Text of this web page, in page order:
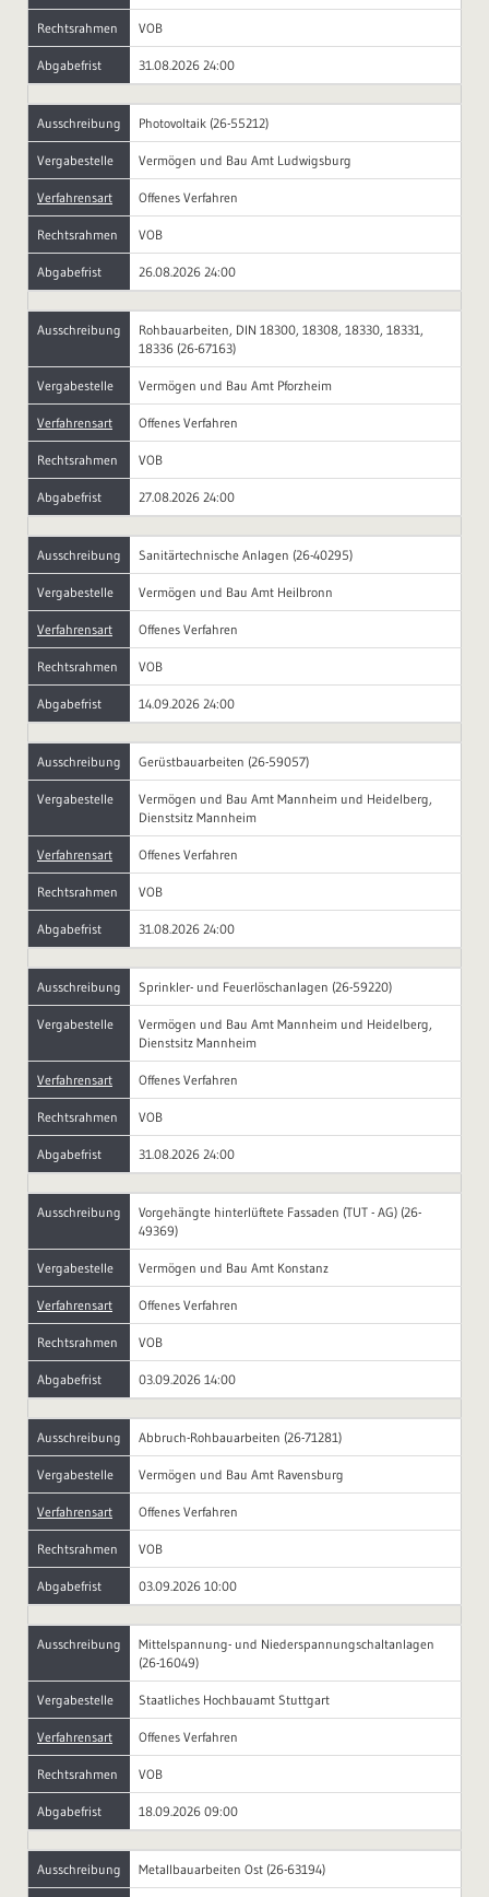
Rechtsrahmen VOB
Abgabefrist 31.08.2026 24:00
Ausschreibung Photovoltaik (26-55212)
Vergabestelle Vermögen und Bau Amt Ludwigsburg
Verfahrensart Offenes Verfahren
Rechtsrahmen VOB
Abgabefrist 26.08.2026 24:00
Ausschreibung
Rohbauarbeiten, DIN 18300, 18308, 18330, 18331,
18336 (26-67163)
Vergabestelle Vermögen und Bau Amt Pforzheim
Verfahrensart Offenes Verfahren
Rechtsrahmen VOB
Abgabefrist 27.08.2026 24:00
Ausschreibung Sanitärtechnische Anlagen (26-40295)
Vergabestelle Vermögen und Bau Amt Heilbronn
Verfahrensart Offenes Verfahren
Rechtsrahmen VOB
Abgabefrist 14.09.2026 24:00
Ausschreibung Gerüstbauarbeiten (26-59057)
Vergabestelle
Vermögen und Bau Amt Mannheim und Heidelberg,
Dienstsitz Mannheim
Verfahrensart Offenes Verfahren
Rechtsrahmen VOB
Abgabefrist 31.08.2026 24:00
Ausschreibung Sprinkler- und Feuerlöschanlagen (26-59220)
Vergabestelle
Vermögen und Bau Amt Mannheim und Heidelberg,
Dienstsitz Mannheim
Verfahrensart Offenes Verfahren
Rechtsrahmen VOB
Abgabefrist 31.08.2026 24:00
Ausschreibung
Vorgehängte hinterlüftete Fassaden (TUT - AG) (26-
49369)
Vergabestelle Vermögen und Bau Amt Konstanz
Verfahrensart Offenes Verfahren
Rechtsrahmen VOB
Abgabefrist 03.09.2026 14:00
Ausschreibung Abbruch-Rohbauarbeiten (26-71281)
Vergabestelle Vermögen und Bau Amt Ravensburg
Verfahrensart Offenes Verfahren
Rechtsrahmen VOB
Abgabefrist 03.09.2026 10:00
Ausschreibung
Mittelspannung- und Niederspannungschaltanlagen
(26-16049)
Vergabestelle Staatliches Hochbauamt Stuttgart
Verfahrensart Offenes Verfahren
Rechtsrahmen VOB
Abgabefrist 18.09.2026 09:00
Ausschreibung Metallbauarbeiten Ost (26-63194)